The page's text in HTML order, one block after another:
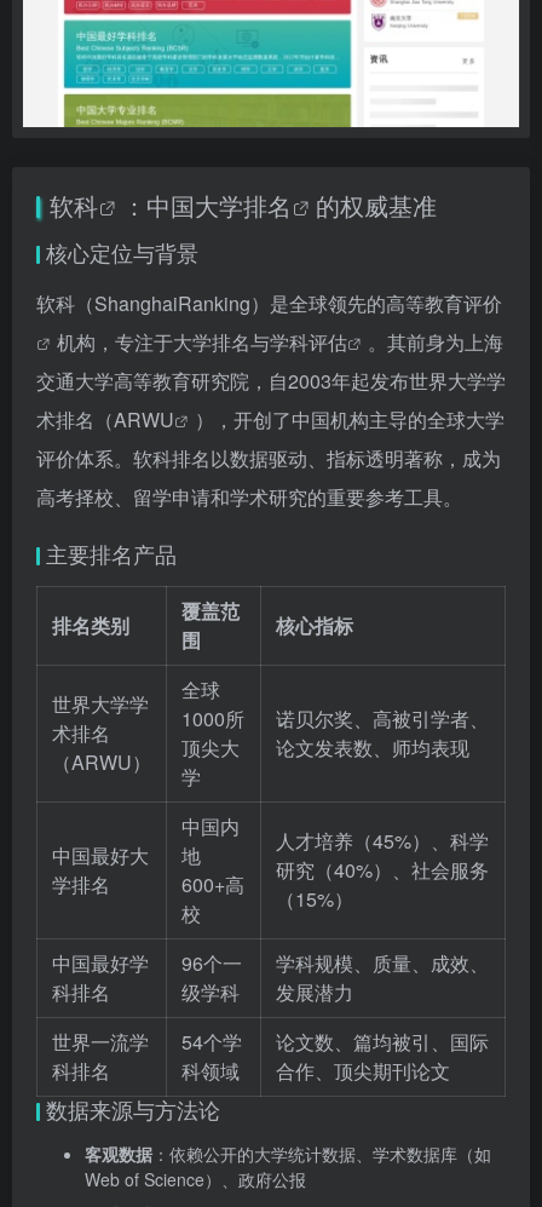
软科 ：中国大学排名 的权威基准
核心定位与背景
软科（ShanghaiRanking）是全球领先的高等教育评价
机构，专注于大学排名与学科评估
。其前身为上海
交通大学高等教育研究院，自2003年起发布世界大学学
术排名（ARWU
），开创了中国机构主导的全球大学
评价体系。软科排名以数据驱动、指标透明著称，成为
高考择校、留学申请和学术研究的重要参考工具。
主要排名产品
排名类别
覆盖范
围
核心指标
世界大学学
术排名
（ARWU）
全球
1000所
顶尖大
学
诺贝尔奖、高被引学者、
论文发表数、师均表现
中国最好大
学排名
中国内
地
600+高
校
人才培养（45%）、科学
研究（40%）、社会服务
（15%）
中国最好学
科排名
96个一
级学科
学科规模、质量、成效、
发展潜力
世界一流学
科排名
54个学
科领域
论文数、篇均被引、国际
合作、顶尖期刊论文
数据来源与方法论
客观数据 ：依赖公开的大学统计数据、学术数据库（如
Web of Science）、政府公报